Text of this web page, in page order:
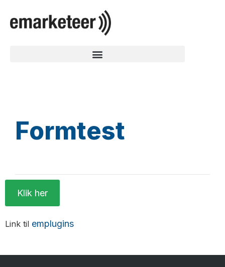
Formtest
Klik her
Link til emplugins